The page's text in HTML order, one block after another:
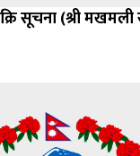
सूचना (श्री